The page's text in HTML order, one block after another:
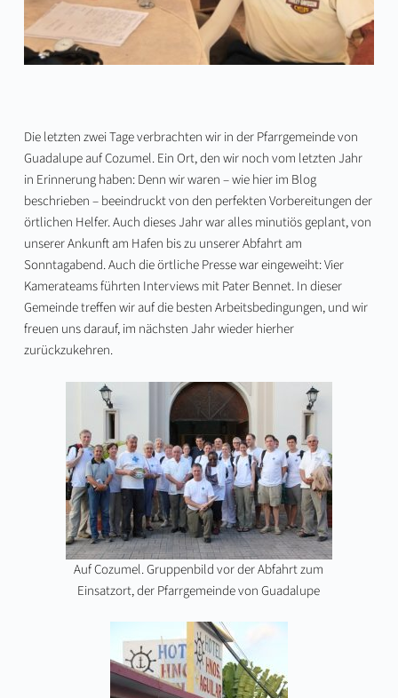
Die letzten zwei Tage verbrachten wir in der Pfarrgemeinde von
Guadalupe auf Cozumel. Ein Ort, den wir noch vom letzten Jahr
in Erinnerung haben: Denn wir waren –wie hier im Blog
beschrieben– beeindruckt von den perfekten Vorbereitungen der
örtlichen Helfer. Auch dieses Jahr war alles minutiös geplant, von
unserer Ankunft am Hafen bis zu unserer Abfahrt am
Sonntagabend. Auch die örtliche Presse war eingeweiht: Vier
Kamerateams führten Interviews mit Pater Bennet. In dieser
Gemeinde treffen wir auf die besten Arbeitsbedingungen, und wir
freuen uns darauf, im nächsten Jahr wieder hierher
zurückzukehren.
Auf Cozumel. Gruppenbild vor der Abfahrt zum
Einsatzort, der Pfarrgemeinde von Guadalupe